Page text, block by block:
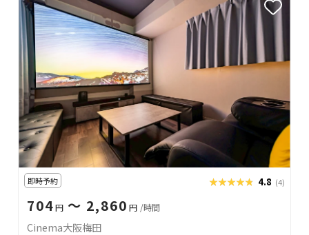
即時予約 ★★★★★
★★★★★ 4.8 (4)
704 円 〜 2,860 円 /時間
Cinema大阪梅田